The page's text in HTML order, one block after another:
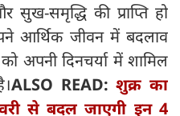
समृद्धि की प्राप्ति हो
आर्थिक जीवन में बदलाव
अपनी दिनचर्या में शामिल
ALSO READ:शुक्र का
से बदल जाएगी इन 4